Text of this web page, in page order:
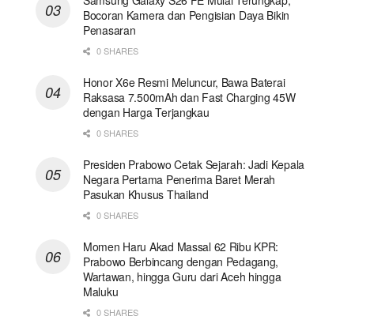
Bocoran Kamera dan Pengisian Daya Bikin
Penasaran
0 SHARES
Honor X6e Resmi Meluncur, Bawa Baterai
Raksasa 7.500mAh dan Fast Charging 45W
dengan Harga Terjangkau
0 SHARES
Presiden Prabowo Cetak Sejarah: Jadi Kepala
Negara Pertama Penerima Baret Merah
Pasukan Khusus Thailand
0 SHARES
Momen Haru Akad Massal 62 Ribu KPR:
Prabowo Berbincang dengan Pedagang,
Wartawan, hingga Guru dari Aceh hingga
Maluku
0 SHARES